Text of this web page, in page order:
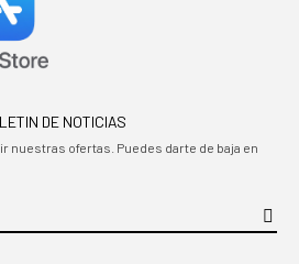
DE NOTICIAS
nuestras ofertas. Puedes darte de baja en